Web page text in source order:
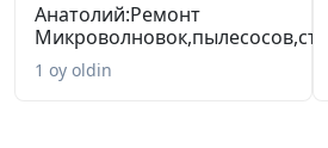
Анатолий:Ремонт
и...
1 oy oldin